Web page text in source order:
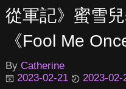
從軍記》蜜雪
《Fool Me
By Catherine
2023-02-21
2023-02-